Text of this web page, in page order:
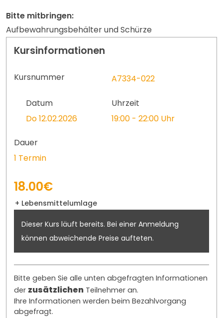
Bitte mitbringen:
Aufbewahrungsbehälter und Schürze
Kursinformationen
Kursnummer A7334-022
Datum
Do 12.02.2026
Uhrzeit
19:00 - 22:00 Uhr
Dauer
1 Termin
18.00€
+ Lebensmittelumlage
Dieser Kurs läuft bereits. Bei einer Anmeldung
können abweichende Preise aufteten.
Bitte geben Sie alle unten abgefragten Informationen
der zusätzlichen Teilnehmer an.
Ihre Informationen werden beim Bezahlvorgang
abgefragt.